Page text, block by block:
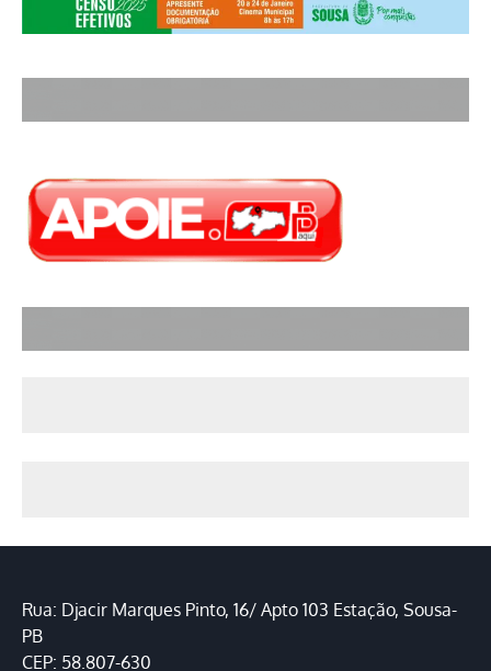
Rua: Djacir Marques Pinto, 16/ Apto 103 Estação, Sousa-
PB
CEP: 58.807-630